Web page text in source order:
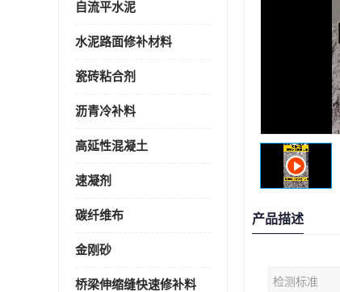
自流平水泥
水泥路面修补材料
瓷砖粘合剂
沥青冷补料
高延性混凝土
速凝剂
碳纤维布
金刚砂
桥梁伸缩缝快速修补料
产品描述
检测标准